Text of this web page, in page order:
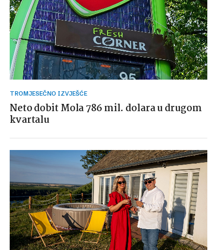
TROMJESEČNO IZVJEŠĆE
Neto dobit Mola 786 mil. dolara u drugom
kvartalu